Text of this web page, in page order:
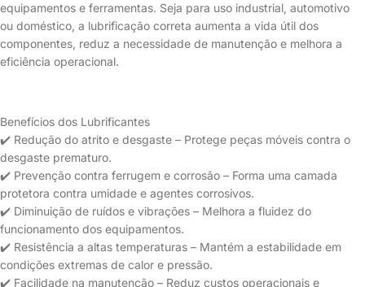
equipamentos e ferramentas. Seja para uso industrial, automotivo
ou doméstico, a lubrificação correta aumenta a vida útil dos
componentes, reduz a necessidade de manutenção e melhora a
eficiência operacional.
Benefícios dos Lubrificantes
✔️ Redução do atrito e desgaste – Protege peças móveis contra o
desgaste prematuro.
✔️ Prevenção contra ferrugem e corrosão – Forma uma camada
protetora contra umidade e agentes corrosivos.
✔️ Diminuição de ruídos e vibrações – Melhora a fluidez do
funcionamento dos equipamentos.
✔️ Resistência a altas temperaturas – Mantém a estabilidade em
condições extremas de calor e pressão.
✔️ Facilidade na manutenção – Reduz custos operacionais e